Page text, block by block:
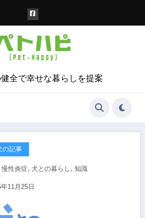
全で幸せな暮らしを提案
の記事
慢性炎症, 犬との暮らし , 知識
11月25日